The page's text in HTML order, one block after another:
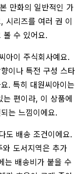
만화의 일반적인 가
시리즈를 여러 권 이
볼 수 있어요.
아이 주식회사예요.
이나 특전 구성 스타
. 특히 대원씨아이는
편이라, 이 상품에
는 느낌이에요.
도 배송 조건이에요.
도서지역은 추가
는 배송비가 붙을 수